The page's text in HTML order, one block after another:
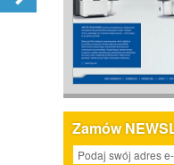
Zamów